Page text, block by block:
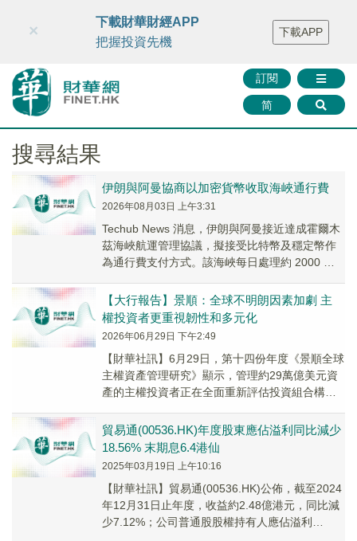
財華智庫網 FINTV FINMETA 財華證券 媒體矩陣
智庫沙龍
聯絡我們
訂閱
简
×
下載財華財經APP
把握投資先機
下載APP
搜尋結果
伊朗與阿曼協商以加密貨幣收取海峽通行費
2026年08月03日 上午3:31
Techub News 消息，伊朗與阿曼接近達成霍爾木
茲海峽航運管理協議，擬接受比特幣及穩定幣作
為通行費支付方式。該海峽每日處理約 2000 萬
【大行報告】景順：全球不明朗因素加劇 主
權投資者更重視韌性和多元化
2026年06月29日 下午2:49
【財華社訊】6月29日，第十四份年度《景順全球
主權資產管理研究》顯示，管理約29萬億美元資
產的主權投資者正在全面重新評估投資組合構
央行和...
貿易通(00536.HK)年度股東應佔溢利同比減少
18.56% 末期息6.4港仙
2025年03月19日 上午10:16
【財華社訊】貿易通(00536.HK)公佈，截至2024
年12月31日止年度，收益約2.48億港元，同比減
少7.12%；公司普通股股權持有人應佔溢利